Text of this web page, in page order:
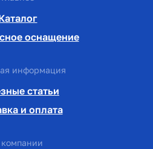
оснащение
информация
статьи
и оплата